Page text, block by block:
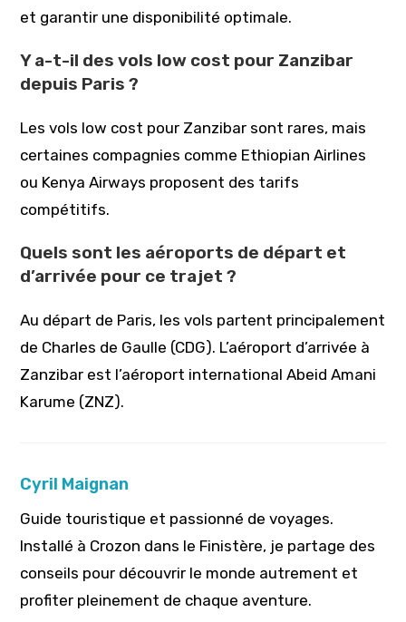
et garantir une disponibilité optimale.
Y a-t-il des vols low cost pour Zanzibar
depuis Paris ?
Les vols low cost pour Zanzibar sont rares, mais
certaines compagnies comme Ethiopian Airlines
ou Kenya Airways proposent des tarifs
compétitifs.
Quels sont les aéroports de départ et
d’arrivée pour ce trajet ?
Au départ de Paris, les vols partent principalement
de Charles de Gaulle (CDG). L’aéroport d’arrivée à
Zanzibar est l’aéroport international Abeid Amani
Karume (ZNZ).
Cyril Maignan
Guide touristique et passionné de voyages.
Installé à Crozon dans le Finistère, je partage des
conseils pour découvrir le monde autrement et
profiter pleinement de chaque aventure.